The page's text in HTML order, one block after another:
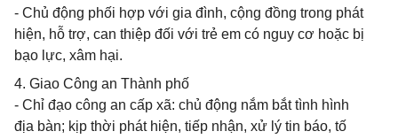
- Chủ động phối hợp với gia đình, cộng đồng trong phát
hiện, hỗ trợ, can thiệp đối với trẻ em có nguy cơ hoặc bị
bạo lực, xâm hại.
4. Giao Công an Thành phố
- Chỉ đạo công an cấp xã: chủ động nắm bắt tình hình
địa bàn; kịp thời phát hiện, tiếp nhận, xử lý tin báo, tố